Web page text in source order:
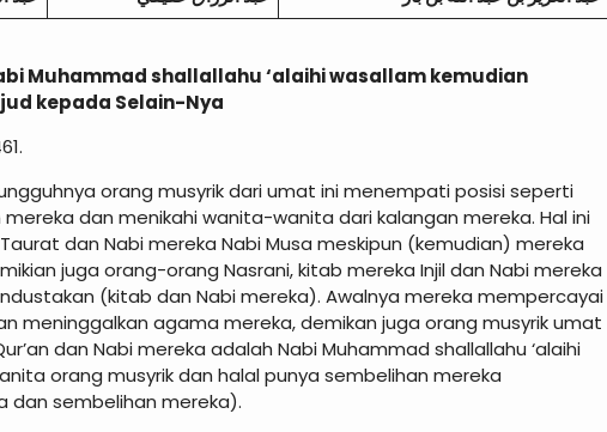
Muhammad shallallahu ‘alaihi wasallam kemudian
kepada Selain-Nya
orang musyrik dari umat ini menempati posisi seperti
dan menikahi wanita-wanita dari kalangan mereka. Hal ini
dan Nabi mereka Nabi Musa meskipun (kemudian) mereka
juga orang-orang Nasrani, kitab mereka Injil dan Nabi mereka
(kitab dan Nabi mereka). Awalnya mereka mempercayai
meninggalkan agama mereka, demikan juga orang musyrik umat
dan Nabi mereka adalah Nabi Muhammad shallallahu ‘alaihi
orang musyrik dan halal punya sembelihan mereka
dan sembelihan mereka).